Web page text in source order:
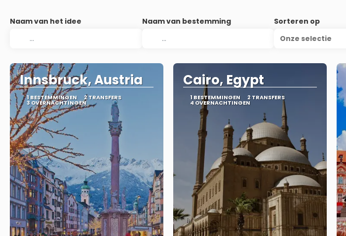
Naam van het idee Naam van bestemming
Sorteren op
Onze selectie
Innsbruck, Austria
1 BESTEMMINGEN 2 TRANSFERS
3 OVERNACHTINGEN
Cairo, Egypt
1 BESTEMMINGEN 2 TRANSFERS
4 OVERNACHTINGEN